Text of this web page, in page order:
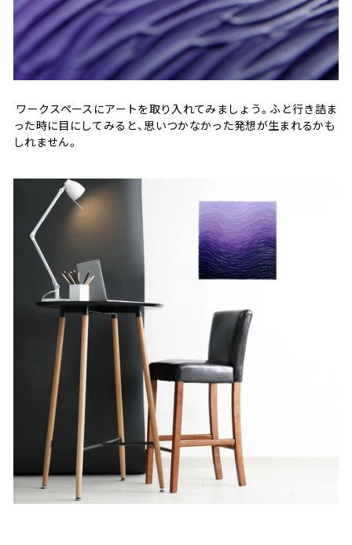
ワークスペースにアートを取り入れてみましょう。ふと行き詰ま
った時に目にしてみると、思いつかなかった発想が生まれるかも
しれません。